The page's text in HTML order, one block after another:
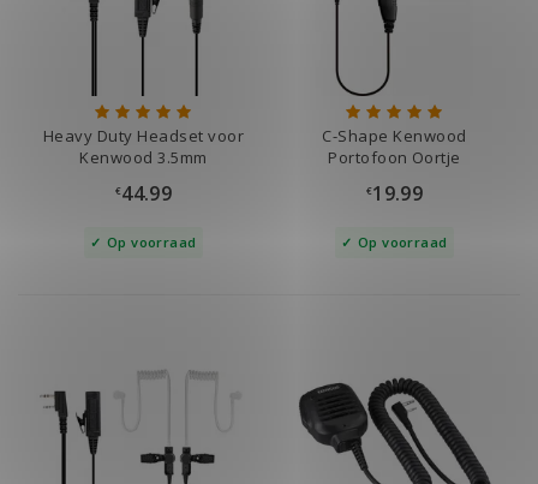
Heavy Duty Headset voor
Kenwood 3.5mm
€44.99
Op voorraad
C-Shape Kenwood
Portofoon Oortje
€19.99
Op voorraad